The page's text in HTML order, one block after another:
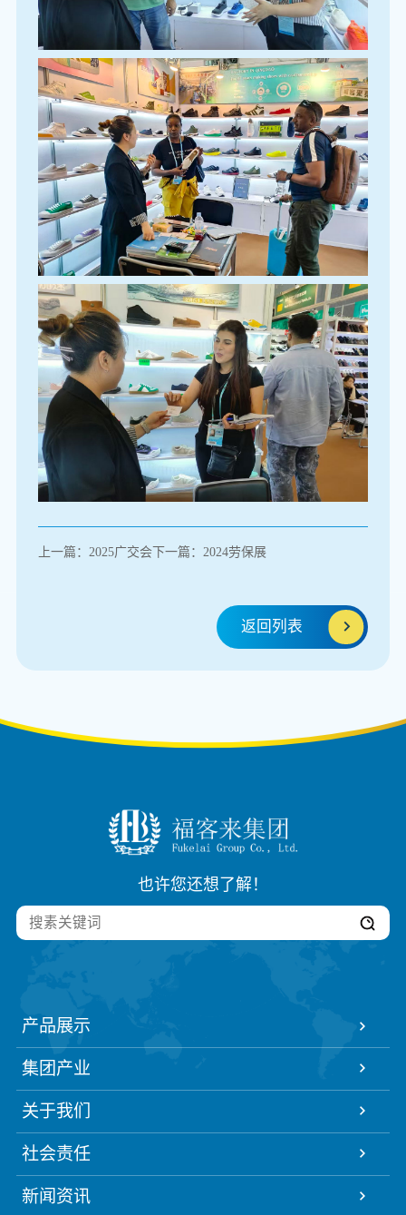
上一篇：2025广交会下一篇：2024劳保展
返回列表
返回列表
也许您还想了解！
产品展示
集团产业
关于我们
社会责任
新闻资讯